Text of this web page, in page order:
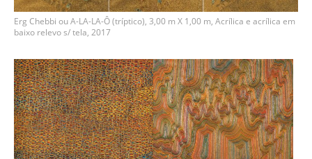
Erg Chebbi ou A-LA-LA-Ô (tríptico), 3,00 m X 1,00 m, Acrílica e acrílica em
baixo relevo s/ tela, 2017